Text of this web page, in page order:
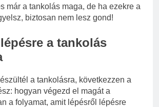
már a tankolás maga, de ha ezekre a
biztosan nem lesz gond!
a tankolás
a tankolásra, következzen a
hogyan végezd el magát a
a folyamat, amit lépésről lépésre